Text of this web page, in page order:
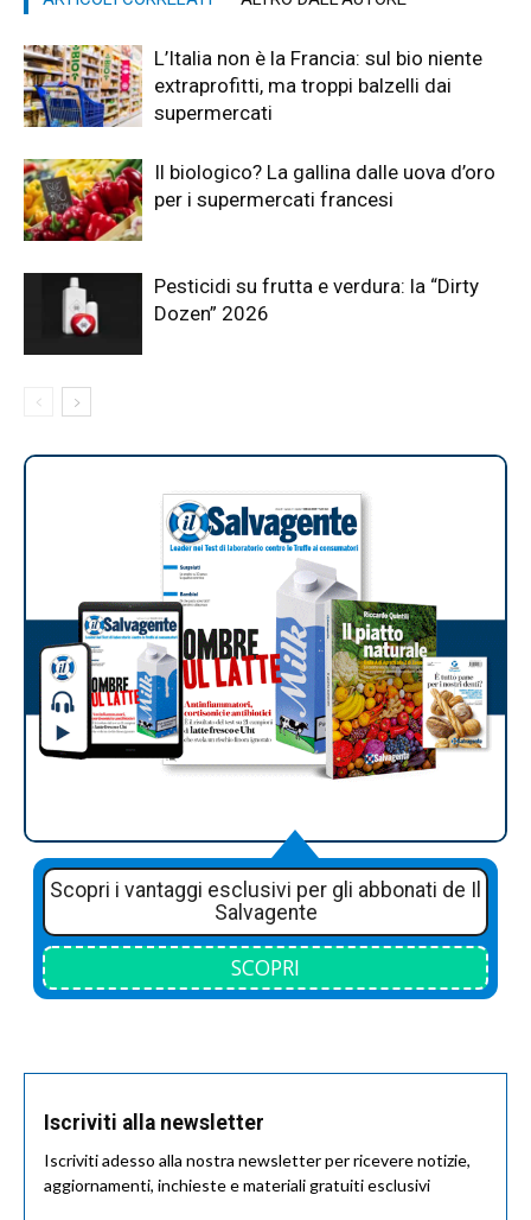
L’Italia non è la Francia: sul bio niente
extraprofitti, ma troppi balzelli dai
supermercati
Il biologico? La gallina dalle uova d’oro
per i supermercati francesi
Pesticidi su frutta e verdura: la “Dirty
Dozen” 2026
Scopri i vantaggi esclusivi per gli abbonati de Il
Salvagente
SCOPRI
Iscriviti alla newsletter
Iscriviti adesso alla nostra newsletter per ricevere notizie,
aggiornamenti, inchieste e materiali gratuiti esclusivi